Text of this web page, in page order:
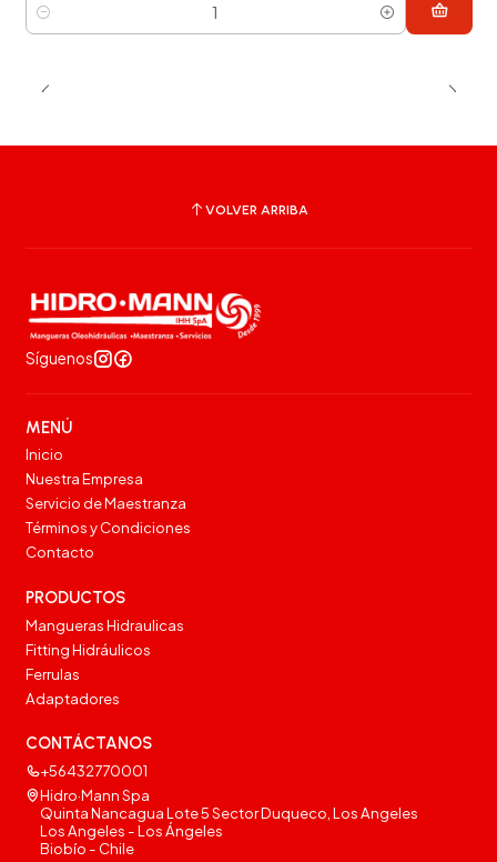
Cantidad
VOLVER ARRIBA
Síguenos
MENÚ
Inicio
Nuestra Empresa
Servicio de Maestranza
Términos y Condiciones
Contacto
PRODUCTOS
Mangueras Hidraulicas
Fitting Hidráulicos
Ferrulas
Adaptadores
CONTÁCTANOS
+56432770001
Hidro·Mann Spa
Quinta Nancagua Lote 5 Sector Duqueco, Los Angeles
Los Angeles - Los Ángeles
Biobío - Chile